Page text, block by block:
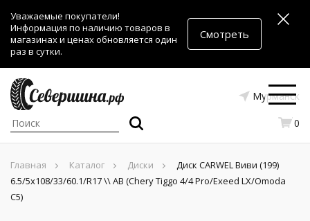
Уважаемые покупатели!
Информация по наличию товаров в
магазинах и ценах обновляется один
раз в сутки.
Смотреть
Мурманск
0
Главная Каталог Диски
Диск CARWEL Виви (199)
6.5/5x108/33/60.1/R17 \\ AB (Chery Tiggo 4/4 Pro/Exeed LX/Omoda
C5)